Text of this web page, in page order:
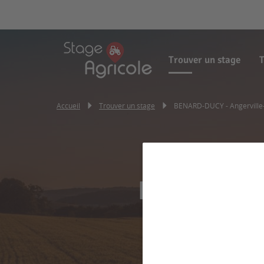
Trouver un stage
Accueil Trouver un stage BENARD-DUCY -
BENARD-